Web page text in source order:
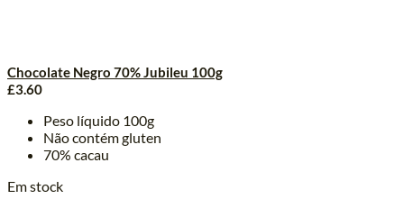
Chocolate Negro 70% Jubileu 100g
£3.60
Peso líquido 100g
Não contém gluten
70% cacau
Em stock